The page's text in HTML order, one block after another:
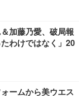
加藤乃愛、破局報
わけではなく」20
ームから美ウエス